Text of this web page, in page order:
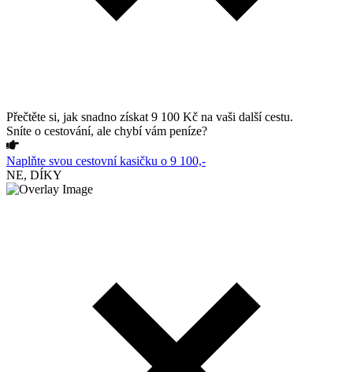
Přečtěte si, jak snadno získat 9 100 Kč na vaši další cestu.
Sníte o cestování, ale chybí vám peníze?
Naplňte svou cestovní kasičku o 9 100,-
NE, DÍKY